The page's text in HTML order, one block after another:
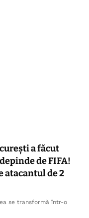
a făcut
de FIFA!
de 2
se transformă într-o